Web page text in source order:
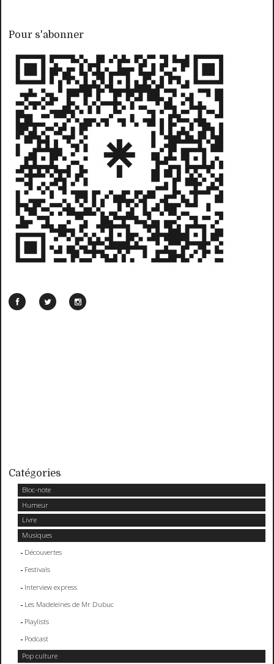
Pour s'abonner
Catégories
Bloc-note
Humeur
Livre
Musiques
Découvertes
Festivals
Interview express
Les Madeleines de Mr Dubuc
Playlists
Podcast
Pop culture